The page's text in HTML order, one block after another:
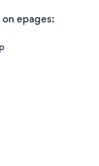
epages: